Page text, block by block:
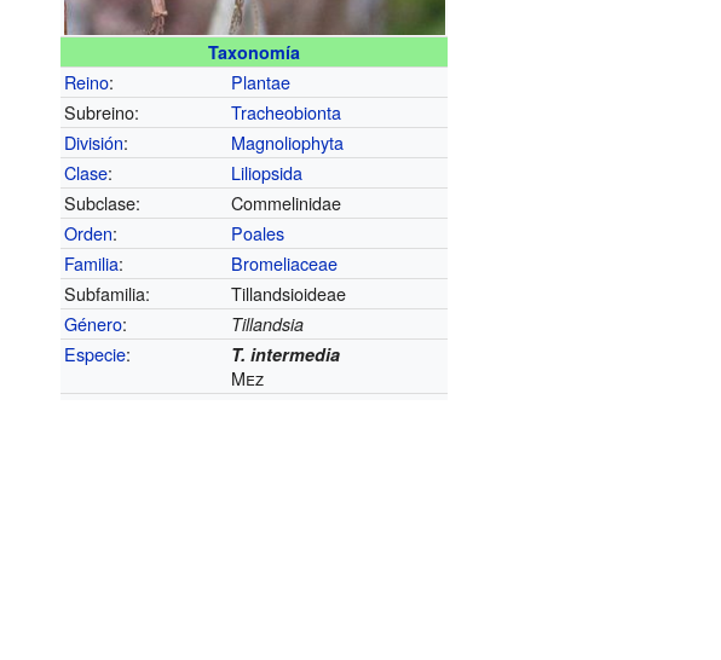
Taxonomía
Reino:
Plantae
Subreino:
Tracheobionta
División:
Magnoliophyta
Clase:
Liliopsida
Subclase:
Commelinidae
Orden:
Poales
Familia:
Bromeliaceae
Subfamilia:
Tillandsioideae
Género: Tillandsia
Especie: T. intermedia
Mez